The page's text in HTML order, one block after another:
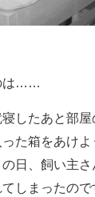
は……
したあと部屋
た箱をあけ
、飼い主さ
しまったので